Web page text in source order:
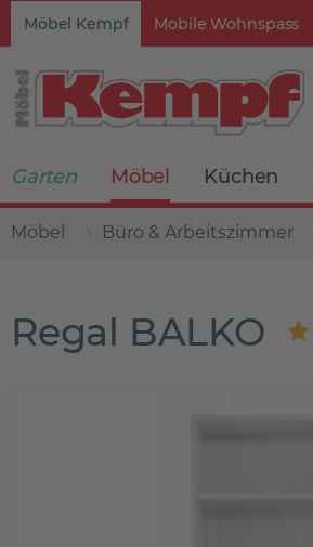
Möbel Kempf Mobile Wohnspass
Garten Möbel Küchen
Möbel Büro & Arbeitszimmer
Regal BALKO